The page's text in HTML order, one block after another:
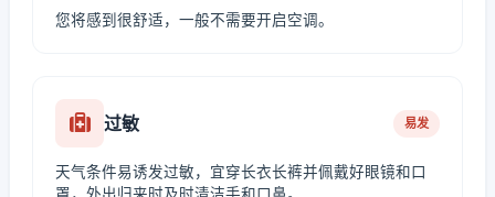
您将感到很舒适，一般不需要开启空调。
过敏 易发
天气条件易诱发过敏，宜穿长衣长裤并佩戴好眼镜和口